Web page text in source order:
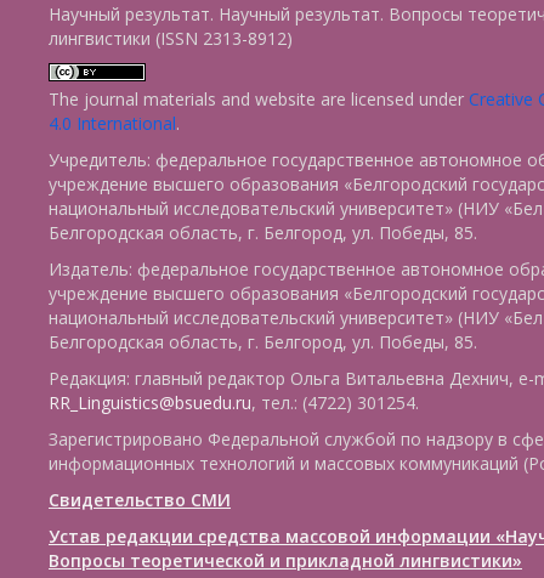
Научный результат. Научный результат. Вопросы
лингвистики (ISSN 2313-8912)
The journal materials and website are licensed under Creative
4.0 International.
Учредитель: федеральное государственное автономное
учреждение высшего образования «Белгородский
национальный исследовательский университет» (НИУ
Белгородская область, г. Белгород, ул. Победы, 85.
Издатель: федеральное государственное автономное
учреждение высшего образования «Белгородский
национальный исследовательский университет» (НИУ
Белгородская область, г. Белгород, ул. Победы, 85.
Редакция: главный редактор Ольга Витальевна Дехнич, e-
RR_Linguistics@bsuedu.ru, тел.: (4722) 301254.
Зарегистрировано Федеральной службой по надзору в
информационных технологий и массовых коммуникаций
Свидетельство СМИ
Устав редакции средства массовой информации
Вопросы теоретической и прикладной лингвистики»